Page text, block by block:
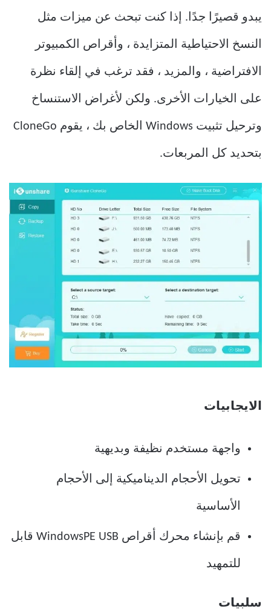
يبدو قصيرًا جدًا. إذا كنت تبحث عن ميزات مثل
النسخ الاحتياطية المتزايدة ، وأقراص الكمبيوتر
الافتراضية ، والمزيد ، فقد ترغب في إلقاء نظرة
على الخيارات الأخرى. ولكن لأغراض الاستنساخ
وترحيل تثبيت Windows الخاص بك ، يقوم CloneGo
بتحديد كل المربعات.
الايجابيات
واجهة مستخدم نظيفة وبديهية
تحويل الأحجام الديناميكية إلى الأحجام
الأساسية
قم بإنشاء محرك أقراص WindowsPE USB قابل
للتمهيد
سلبيات